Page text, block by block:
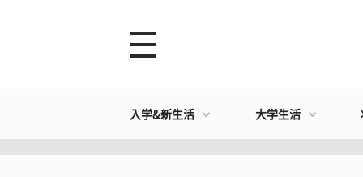
入学&新生活 大学生活